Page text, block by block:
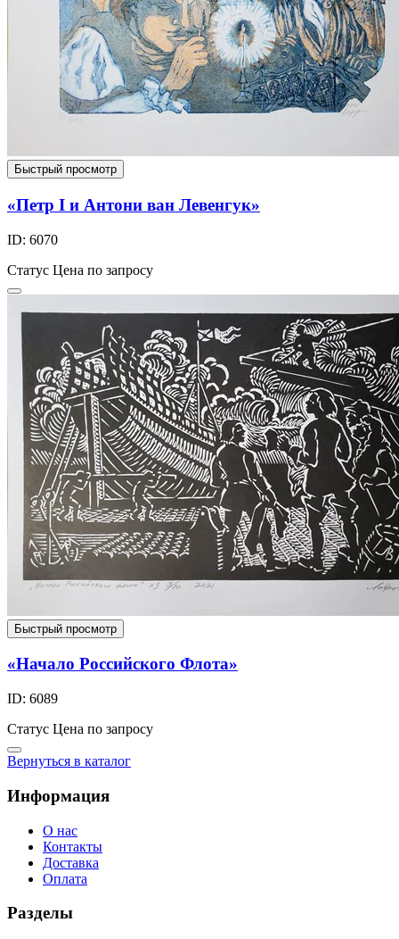
Быстрый просмотр
«Петр I и Антони ван Левенгук»
ID: 6070
Статус Цена по запросу
Быстрый просмотр
«Начало Российского Флота»
ID: 6089
Статус Цена по запросу
Вернуться в каталог
Информация
О нас
Контакты
Доставка
Оплата
Разделы